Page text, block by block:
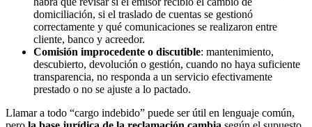
domiciliación, si el traslado de cuentas se gestionó
correctamente y qué comunicaciones se realizaron entre
cliente, banco y acreedor.
Comisión improcedente o discutible: mantenimiento,
descubierto, devolución o gestión, cuando no haya suficiente
transparencia, no responda a un servicio efectivamente
prestado o no se ajuste a lo pactado.
Llamar a todo “cargo indebido” puede ser útil en lenguaje común,